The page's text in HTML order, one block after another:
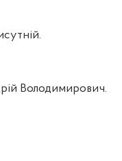
Володимирович.